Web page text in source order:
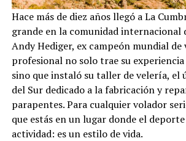
Hace más de diez años llegó a La
grande en la comunidad internacional
Andy Hediger, ex campeón mundial de
profesional no solo trae su
sino que instaló su taller de velería, el
del Sur dedicado a la fabricación y
parapentes. Para cualquier volador
que estás en un lugar donde el deporte
actividad: es un estilo de vida.